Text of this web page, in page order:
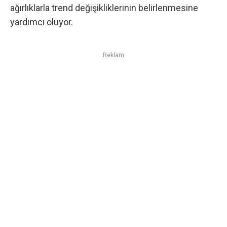
ağırlıklarla trend değişikliklerinin belirlenmesine
yardımcı oluyor.
Reklam